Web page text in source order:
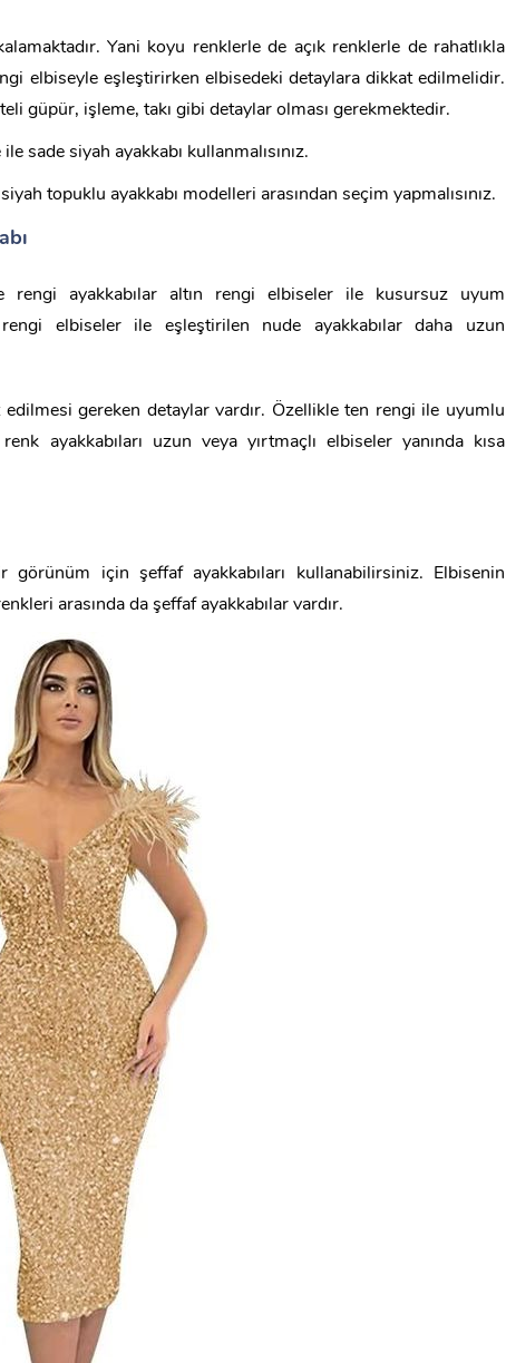
Yani koyu renklerle de açık renklerle de rahatlıkla
elbiseyle eşleştirirken elbisedeki detaylara dikkat edilmelidir.
güpür, işleme, takı gibi detaylar olması gerekmektedir.
sade siyah ayakkabı kullanmalısınız.
topuklu ayakkabı modelleri arasından seçim yapmalısınız.
rengi ayakkabılar altın rengi elbiseler ile kusursuz uyum
elbiseler ile eşleştirilen nude ayakkabılar daha uzun
gereken detaylar vardır. Özellikle ten rengi ile uyumlu
ayakkabıları uzun veya yırtmaçlı elbiseler yanında kısa
için şeffaf ayakkabıları kullanabilirsiniz. Elbisenin
arasında da şeffaf ayakkabılar vardır.